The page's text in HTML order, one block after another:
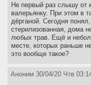
Не первый раз слышу от
валерьянку. При этом в
дёрганой. Сегодня
стерилизованная, дома
любых трав. Ещё и
месте, которых раньше
это вообще такое?
Аноним 30/04/20 Чтв